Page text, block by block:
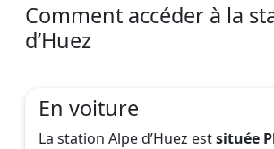
Comment accéder à la
d’Huez
En voiture
La station Alpe d’Huez estsituée